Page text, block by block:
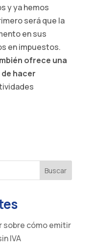
y ya hemos
será que la
en sus
en impuestos.
ofrece una
hacer
Buscar
sobre cómo emitir
IVA